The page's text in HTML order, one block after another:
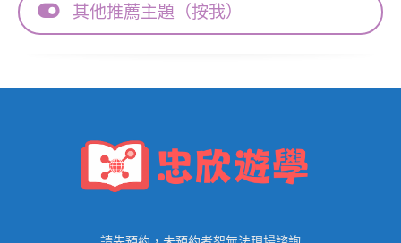
其他推薦主題（按我）